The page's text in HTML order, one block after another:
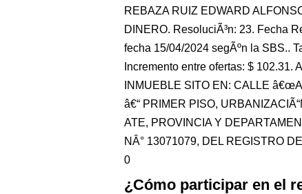
REBAZA RUIZ EDWARD
DINERO. ResoluciÃ³n: 23. Fecha
fecha 15/04/2024 segÃºn la SBS..
Incremento entre ofertas: $ 102.31.
INMUEBLE SITO EN: CALLE
â€“ PRIMER PISO,
ATE, PROVINCIA Y
NÂ° 13071079, DEL REGISTRO
0
¿Cómo participar en el